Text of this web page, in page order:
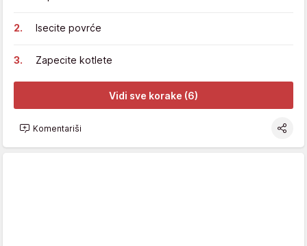
Isecite povrće
Zapecite kotlete
Vidi sve korake (6)
Komentariši